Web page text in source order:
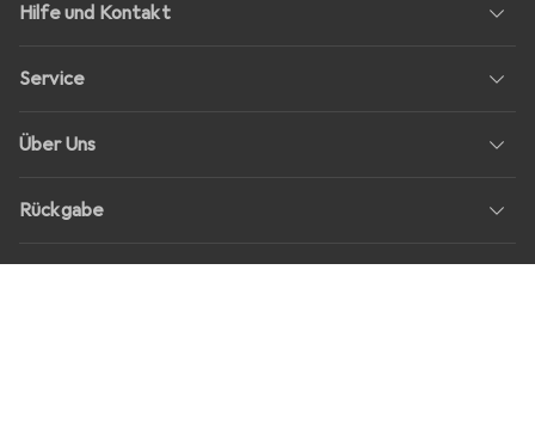
Hilfe und Kontakt
Service
Über Uns
Rückgabe